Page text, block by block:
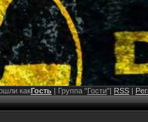
какГость| Группа "Гости"|RSS|